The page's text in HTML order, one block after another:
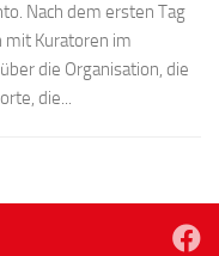
Nach dem ersten Tag
mit Kuratoren im
die Organisation, die
die...